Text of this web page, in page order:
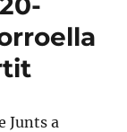
Junts a